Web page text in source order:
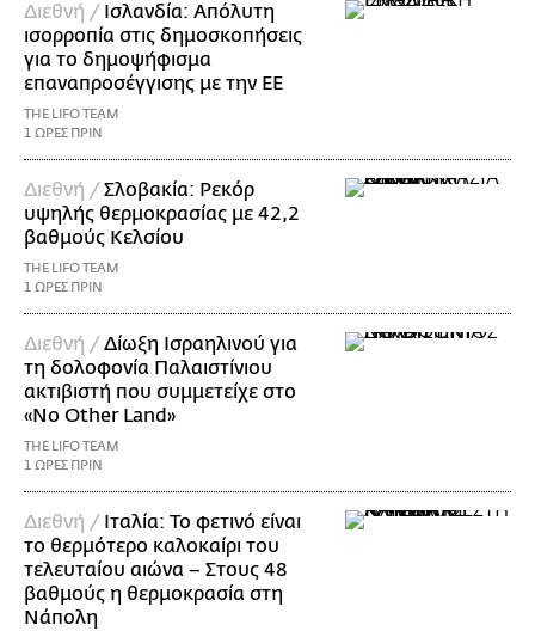
Διεθνή / Ισλανδία: Απόλυτη
ισορροπία στις δημοσκοπήσεις
για το δημοψήφισμα
επαναπροσέγγισης με την ΕΕ
THE LIFO TEAM
1 ΩΡΕΣ ΠΡΙΝ
Διεθνή / Σλοβακία: Ρεκόρ
υψηλής θερμοκρασίας με 42,2
βαθμούς Κελσίου
THE LIFO TEAM
1 ΩΡΕΣ ΠΡΙΝ
Διεθνή / Δίωξη Ισραηλινού για
τη δολοφονία Παλαιστίνιου
ακτιβιστή που συμμετείχε στο
«No Other Land»
THE LIFO TEAM
1 ΩΡΕΣ ΠΡΙΝ
Διεθνή / Ιταλία: Το φετινό είναι
το θερμότερο καλοκαίρι του
τελευταίου αιώνα – Στους 48
βαθμούς η θερμοκρασία στη
Νάπολη